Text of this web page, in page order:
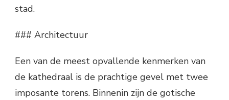
stad.
### Architectuur
Een van de meest opvallende kenmerken van
de kathedraal is de prachtige gevel met twee
imposante torens. Binnenin zijn de gotische